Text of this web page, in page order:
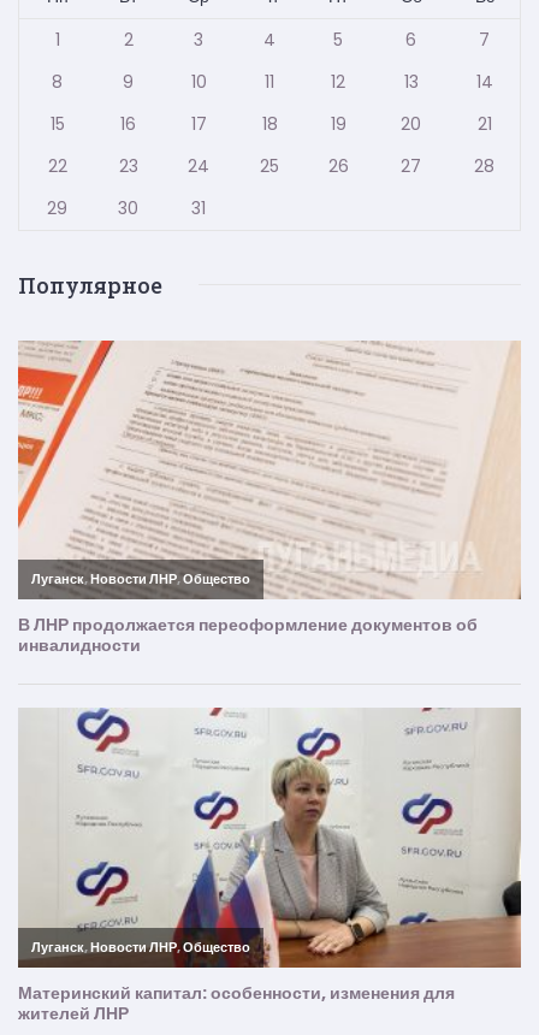
1
2 3 4 5 6
7
8
9 10 11 12 13
14
15
16 17 18 19 20
21
22
23 24 25 26 27
28
29
30 31
Популярное